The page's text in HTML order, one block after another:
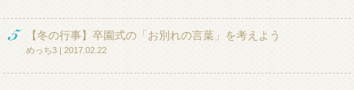
【冬の行事】卒園式の「お別れの言葉」を考えよう
めっち3 | 2017.02.22